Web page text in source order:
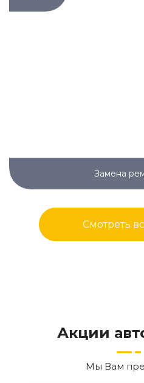
Замена
Смотреть
Акции
Мы Вам